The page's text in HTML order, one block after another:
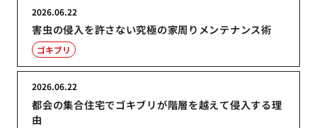
害虫の侵入を許さない究極の家周りメンテナンス術
2026.06.22
ゴキブリ
都会の集合住宅でゴキブリが階層を越えて侵入する理
由
2026.06.22